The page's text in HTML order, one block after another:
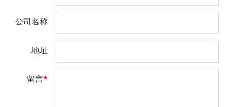
公司名称
地址
留言*